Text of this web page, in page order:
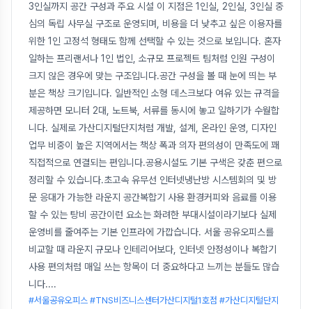
3인실까지 공간 구성과 주요 시설 이 지점은 1인실, 2인실, 3인실 중
심의 독립 사무실 구조로 운영되며, 비용을 더 낮추고 싶은 이용자를
위한 1인 고정석 형태도 함께 선택할 수 있는 것으로 보입니다. 혼자
일하는 프리랜서나 1인 법인, 소규모 프로젝트 팀처럼 인원 구성이
크지 않은 경우에 맞는 구조입니다.공간 구성을 볼 때 눈에 띄는 부
분은 책상 크기입니다. 일반적인 소형 데스크보다 여유 있는 규격을
제공하면 모니터 2대, 노트북, 서류를 동시에 놓고 일하기가 수월합
니다. 실제로 가산디지털단지처럼 개발, 설계, 온라인 운영, 디자인
업무 비중이 높은 지역에서는 책상 폭과 의자 편의성이 만족도에 꽤
직접적으로 연결되는 편입니다.공용시설도 기본 구색은 갖춘 편으로
정리할 수 있습니다.초고속 유무선 인터넷냉난방 시스템회의 및 방
문 응대가 가능한 라운지 공간복합기 사용 환경커피와 음료를 이용
할 수 있는 탕비 공간이런 요소는 화려한 부대시설이라기보다 실제
운영비를 줄여주는 기본 인프라에 가깝습니다. 서울 공유오피스를
비교할 때 라운지 규모나 인테리어보다, 인터넷 안정성이나 복합기
사용 편의처럼 매일 쓰는 항목이 더 중요하다고 느끼는 분들도 많습
니다....
#서울공유오피스 #TNS비즈니스센터가산디지털1호점 #가산디지털단지